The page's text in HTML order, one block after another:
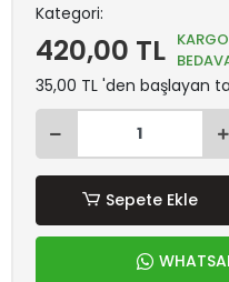
Kategori:
420,00 TL KARGO
35,00 TL 'den başlayan
Sepete Ekle